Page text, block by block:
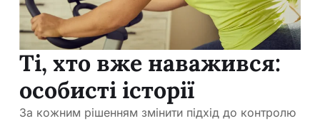
Ті, хто вже наважився:
особисті історії
За кожним рішенням змінити підхід до контролю